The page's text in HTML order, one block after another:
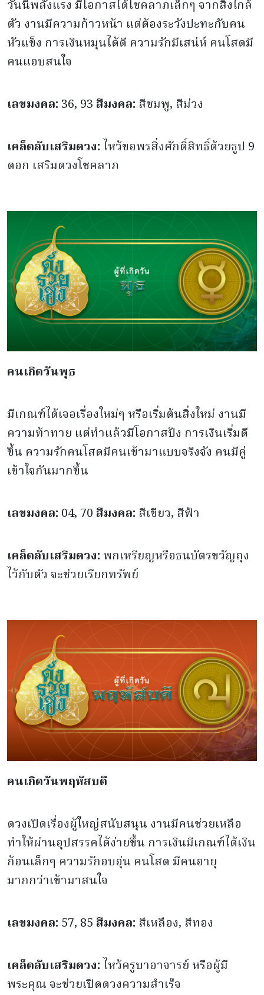
วันนี้พลังแรง มีโอกาสได้โชคลาภเล็กๆ จากสิ่งใกล้
ตัว งานมีความก้าวหน้า แต่ต้องระวังปะทะกับคน
หัวแข็ง การเงินหมุนได้ดี ความรักมีเสน่ห์ คนโสดมี
คนแอบสนใจ
เลขมงคล:36, 93 สีมงคล: สีชมพู, สีม่วง
เคล็ดลับเสริมดวง: ไหว้ขอพรสิ่งศักดิ์สิทธิ์ด้วยธูป 9
ดอก เสริมดวงโชคลาภ
คนเกิดวันพุธ
มีเกณฑ์ได้เจอเรื่องใหม่ๆ หรือเริ่มต้นสิ่งใหม่ งานมี
ความท้าทาย แต่ทำแล้วมีโอกาสปัง การเงินเริ่มดี
ขึ้น ความรักคนโสดมีคนเข้ามาแบบจริงจัง คนมีคู่
เข้าใจกันมากขึ้น
เลขมงคล: 04, 70 สีมงคล: สีเขียว, สีฟ้า
เคล็ดลับเสริมดวง: พกเหรียญหรือธนบัตรขวัญถุง
ไว้กับตัว จะช่วยเรียกทรัพย์
คนเกิดวันพฤหัสบดี
ดวงเปิดเรื่องผู้ใหญ่สนับสนุน งานมีคนช่วยเหลือ
ทำให้ผ่านอุปสรรคได้ง่ายขึ้น การเงินมีเกณฑ์ได้เงิน
ก้อนเล็กๆ ความรักอบอุ่น คนโสด มีคนอายุ
มากกว่าเข้ามาสนใจ
เลขมงคล: 57, 85 สีมงคล: สีเหลือง, สีทอง
เคล็ดลับเสริมดวง: ไหว้ครูบาอาจารย์ หรือผู้มี
พระคุณ จะช่วยเปิดดวงความสำเร็จ